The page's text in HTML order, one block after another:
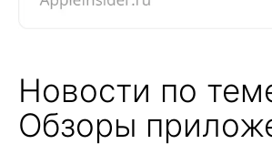
Новости по
Обзоры